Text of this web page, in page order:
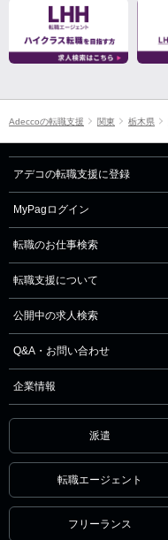
Adeccoの転職支援 関東 栃木県
アデコの転職支援に登録
MyPagログイン
転職のお仕事検索
転職支援について
公開中の求人検索
Q&A・お問い合わせ
企業情報
派遣
転職エージェント
フリーランス